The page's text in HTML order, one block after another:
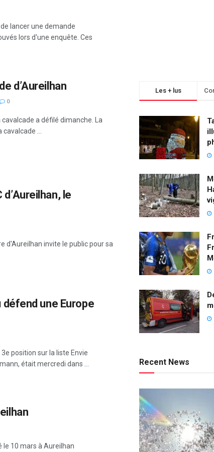
lancer une demande
lors d'une enquête. Ces
d’Aureilhan
0
a défilé dimanche. La
...
le
d'Aureilhan invite le public pour sa
défend une Europe
position sur la liste Envie
était mercredi dans ...
le 10 mars à Aureilhan
Les + lus
Recent News